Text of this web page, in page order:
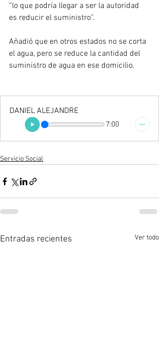
“lo que podría llegar a ser la autoridad
es reducir el suministro”.
Añadió que en otros estados no se corta
el agua, pero se reduce la cantidad del
suministro de agua en ese domicilio.
DANIEL ALEJANDRE
7:00
Servicio Social
Entradas recientes Ver todo